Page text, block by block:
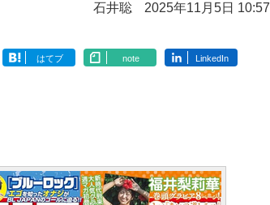
石井聡 2025年11月5日 10:57
はてブ note LinkedIn